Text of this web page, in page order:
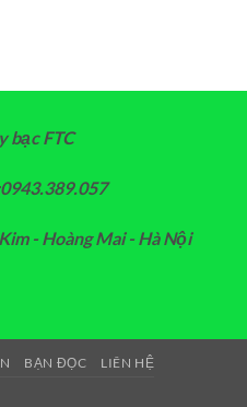
bạc FTC
- Hoàng Mai - Hà Nội
BẠN ĐỌC LIÊN HỆ